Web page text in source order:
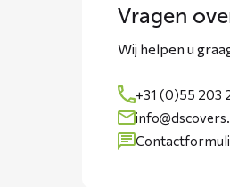
Vragen
Wij helpen u
+31 (0)55 203